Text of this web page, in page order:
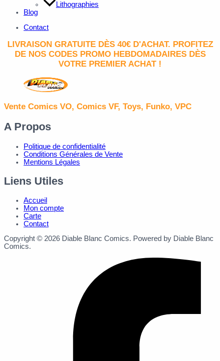
Lithographies
Blog
Contact
LIVRAISON GRATUITE DÈS 40€ D'ACHAT. PROFITEZ
DE NOS CODES PROMO HEBDOMADAIRES DÈS
VOTRE PREMIER ACHAT !
Vente Comics VO, Comics VF, Toys, Funko, VPC
A Propos
Politique de confidentialité
Conditions Générales de Vente
Mentions Légales
Liens Utiles
Accueil
Mon compte
Carte
Contact
Copyright © 2026 Diable Blanc Comics. Powered by Diable Blanc
Comics.